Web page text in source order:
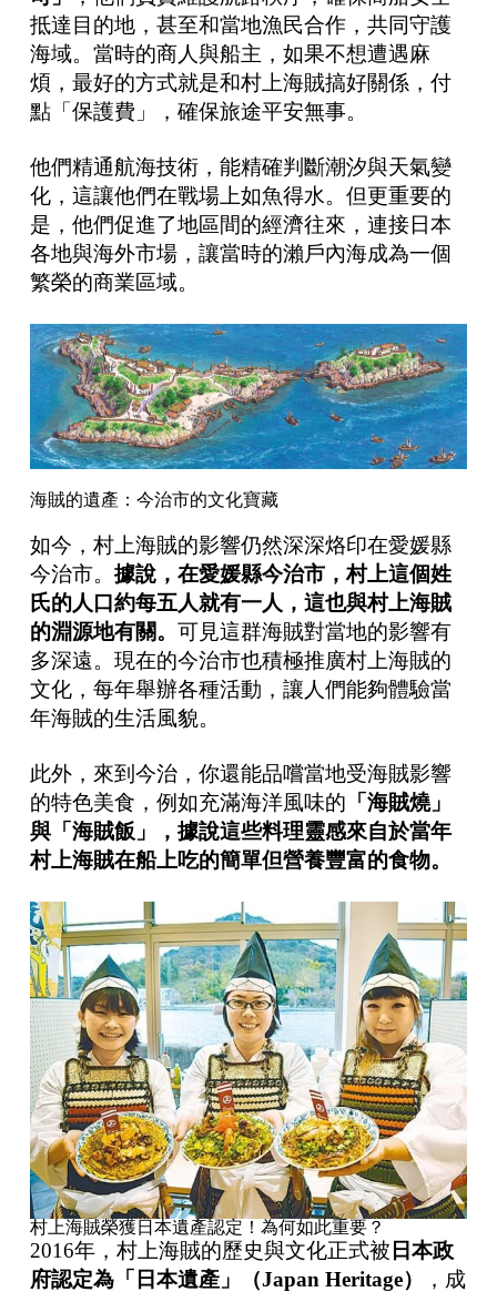
抵達目的地，甚至和當地漁民合作，共同守護
海域。當時的商人與船主，如果不想遭遇麻
煩，最好的方式就是和村上海賊搞好關係，付
點「保護費」，確保旅途平安無事。
他們精通航海技術，能精確判斷潮汐與天氣變
化，這讓他們在戰場上如魚得水。但更重要的
是，他們促進了地區間的經濟往來，連接日本
各地與海外市場，讓當時的瀨戶內海成為一個
繁榮的商業區域。
海賊的遺產：今治市的文化寶藏
如今，村上海賊的影響仍然深深烙印在愛媛縣
今治市。 據說，在愛媛縣今治市，村上這個姓
氏的人口約每五人就有一人，這也與村上海賊
的淵源地有關。 可見這群海賊對當地的影響有
多深遠。現在的今治市也積極推廣村上海賊的
文化，每年舉辦各種活動，讓人們能夠體驗當
年海賊的生活風貌。
此外，來到今治，你還能品嚐當地受海賊影響
的特色美食，例如充滿海洋風味的 「海賊燒」
與「海賊飯」，據說這些料理靈感來自於當年
村上海賊在船上吃的簡單但營養豐富的食物。
村上海賊榮獲日本遺產認定！為何如此重要？
2016年，村上海賊的歷史與文化正式被 日本政
府認定為「日本遺產」（Japan Heritage）
，成